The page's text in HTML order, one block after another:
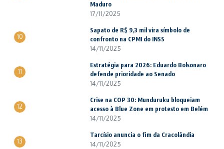
Maduro
17/11/2025
10
Sapato de R$ 9,3 mil vira símbolo de
confronto na CPMI do INSS
14/11/2025
11
Estratégia para 2026: Eduardo Bolsonaro
defende prioridade ao Senado
14/11/2025
12
Crise na COP 30: Munduruku bloqueiam
acesso à Blue Zone em protesto em Belém
14/11/2025
13
Tarcísio anuncia o fim da Cracolândia
14/11/2025